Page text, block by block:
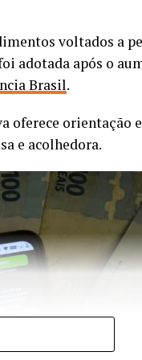
trás do conceito
já conhecida, a
do desafio.
voltados a
adotada após o
Brasil.
oferece orientação e
e acolhedora.